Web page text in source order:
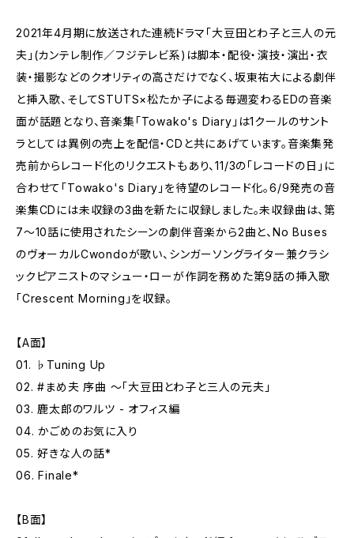
2021年4月期に放送された連続ドラマ「大豆田とわ子と三人の元
夫」(カンテレ制作／フジテレビ系)は脚本・配役・演技・演出・衣
装・撮影などのクオリティの高さだけでなく、坂東祐大による劇伴
と挿入歌、そしてSTUTS×松たか子による毎週変わるEDの音楽
面が話題となり、音楽集「Towako's Diary」は1クールのサント
ラとしては異例の売上を配信・CDと共にあげています。音楽集発
売前からレコード化のリクエストもあり、11/3の「レコードの日」に
合わせて「Towako's Diary」を待望のレコード化。6/9発売の音
楽集CDには未収録の3曲を新たに収録しました。未収録曲は、第
7〜10話に使用されたシーンの劇伴音楽から2曲と、No Buses
のヴォーカルCwondoが歌い、シンガーソングライター兼クラシ
ックピアニストのマシュー・ローが作詞を務めた第9話の挿入歌
「Crescent Morning」を収録。
【A面】
01. ♭Tuning Up
02. #まめ夫 序曲 〜「大豆田とわ子と三人の元夫」
03. 鹿太郎のワルツ - オフィス編
04. かごめのお気に入り
05. 好きな人の話*
06. Finale*
【B面】